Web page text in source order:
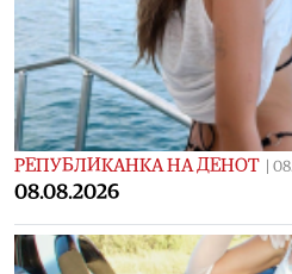
РЕПУБЛИКАНКА НА ДЕНОТ |
08.08.2026